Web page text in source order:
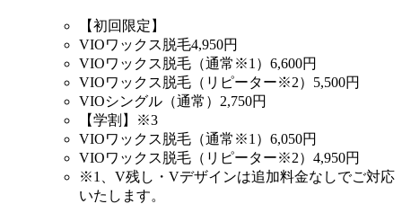
【初回限定】
VIOワックス脱毛4,950円
VIOワックス脱毛（通常※1） 6,600円
VIOワックス脱毛（リピーター※2） 5,500円
VIOシングル（通常） 2,750円
【学割】※3
VIOワックス脱毛（通常※1） 6,050円
VIOワックス脱毛（リピーター※2） 4,950円
※1、V残し・Vデザインは追加料金なしでご対応
いたします。